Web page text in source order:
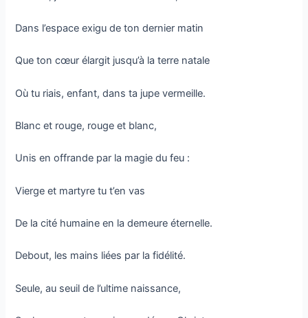
Dans l’espace exigu de ton dernier matin
Que ton cœur élargit jusqu’à la terre natale
Où tu riais, enfant, dans ta jupe vermeille.
Blanc et rouge, rouge et blanc,
Unis en offrande par la magie du feu :
Vierge et martyre tu t’en vas
De la cité humaine en la demeure éternelle.
Debout, les mains liées par la fidélité.
Seule, au seuil de l’ultime naissance,